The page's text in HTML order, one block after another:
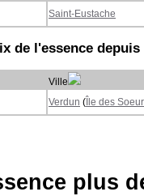
Saint-Eustache
de l'essence depuis
Ville
Verdun (Île des
plus